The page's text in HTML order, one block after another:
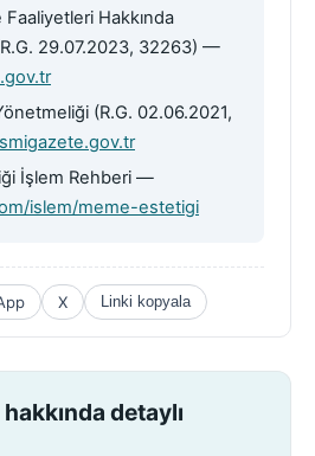
Hakkında
29.07.2023, 32263) —
(R.G. 02.06.2021,
İşlem Rehberi —
islem/meme-estetigi
X Linki kopyala
detaylı